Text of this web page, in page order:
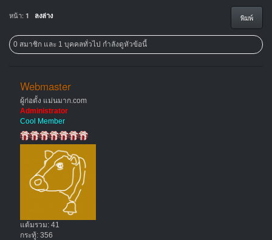
พิมพ์
หน้า: 1 ลงล่าง
0 สมาชิก และ 1 บุคคลทั่วไป กำลังดูหัวข้อนี้
Webmaster
ผู้ก่อตั้ง แม่นมาก.com
Administrator
Cool Member
แต้มรวม: 41
กระทู้: 356